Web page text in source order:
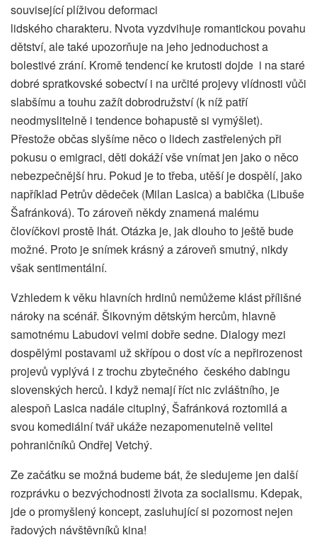
související plíživou deformaci
lidského charakteru. Nvota vyzdvihuje romantickou povahu
dětství, ale také upozorňuje na jeho jednoduchost a
bolestivé zrání. Kromě tendencí ke krutosti dojde i na staré
dobré spratkovské sobectví i na určité projevy vlídnosti vůči
slabšímu a touhu zažít dobrodružství (k níž patří
neodmyslitelně i tendence bohapustě si vymýšlet).
Přestože občas slyšíme něco o lidech zastřelených při
pokusu o emigraci, děti dokáží vše vnímat jen jako o něco
nebezpečnější hru. Pokud je to třeba, utěší je dospělí, jako
například Petrův dědeček (Milan Lasica) a babička (Libuše
Šafránková). To zároveň někdy znamená malému
človíčkovi prostě lhát. Otázka je, jak dlouho to ještě bude
možné. Proto je snímek krásný a zároveň smutný, nikdy
však sentimentální.
Vzhledem k věku hlavních hrdinů nemůžeme klást přílišné
nároky na scénář. Šikovným dětským hercům, hlavně
samotnému Labudovi velmi dobře sedne. Dialogy mezi
dospělými postavami už skřípou o dost víc a nepřirozenost
projevů vyplývá i z trochu zbytečného českého dabingu
slovenských herců. I když nemají říct nic zvláštního, je
alespoň Lasica nadále cituplný, Šafránková roztomilá a
svou komediální tvář ukáže nezapomenutelně velitel
pohraničníků Ondřej Vetchý.
Ze začátku se možná budeme bát, že sledujeme jen další
rozprávku o bezvýchodnosti života za socialismu. Kdepak,
jde o promyšlený koncept, zasluhující si pozornost nejen
řadových návštěvníků kina!